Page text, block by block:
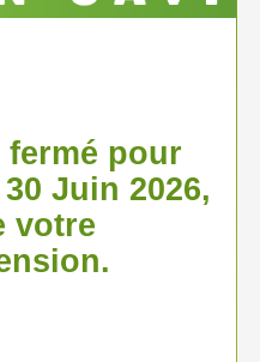
pour
Juin 2026,
votre